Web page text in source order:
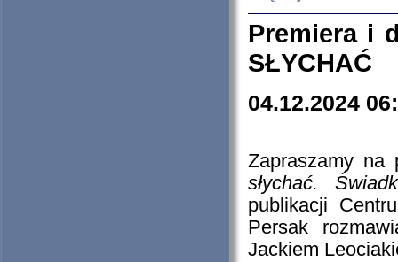
Premiera i
SŁYCHAĆ
04.12.2024
Zapraszamy
słychać.
publikacji
Persak
Jackiem